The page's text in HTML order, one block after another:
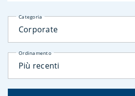
Categoria
Corporate
Ordinamento
Più recenti